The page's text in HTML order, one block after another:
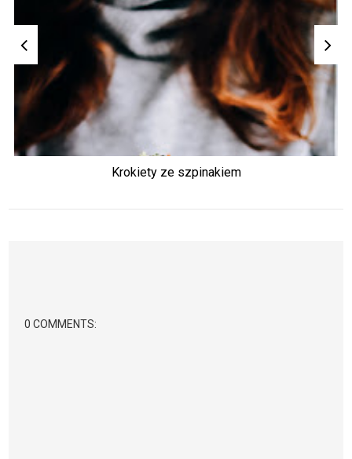
Krokiety ze szpinakiem
0 COMMENTS: